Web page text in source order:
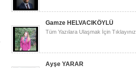
Gamze HELVACIKÖYLÜ
Tüm Yazılara Ulaşmak İçin Tıklayınız.
Ayşe YARAR